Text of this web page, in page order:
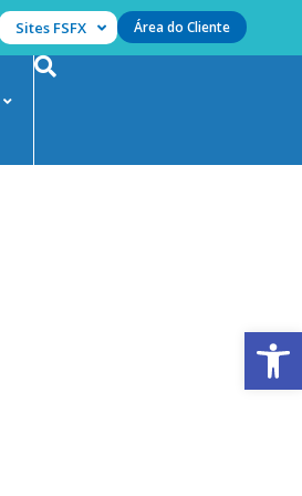
Abrir
Área do Cliente
Sites FSFX